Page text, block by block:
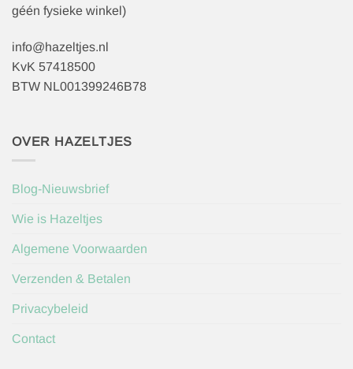
géén fysieke winkel)
info@hazeltjes.nl
KvK 57418500
BTW NL001399246B78
OVER HAZELTJES
Blog-Nieuwsbrief
Wie is Hazeltjes
Algemene Voorwaarden
Verzenden & Betalen
Privacybeleid
Contact